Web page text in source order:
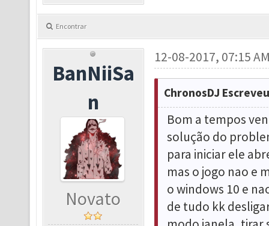
Encontrar
BanNiiSa
n
Novato
12-08-2017, 07:15
ChronosDJ
Bom a tempos
solução do
para iniciar ele
mas o jogo nao e
o windows 10 e
de tudo kk